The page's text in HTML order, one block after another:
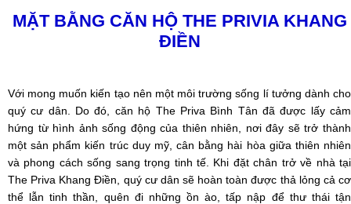
MẶT BẰNG CĂN HỘ THE PRIVIAKHANG
ĐIỀN
Với mong muốn kiến tạo nên một môi trường sống lí tưởng dành cho
quý cư dân. Do đó, căn hộ The Priva Bình Tân đã được lấy cảm
hứng từ hình ảnh sống động của thiên nhiên, nơi đây sẽ trở thành
một sản phẩm kiến trúc duy mỹ, cân bằng hài hòa giữa thiên nhiên
và phong cách sống sang trọng tinh tế. Khi đặt chân trở về nhà tại
The Priva Khang Điền, quý cư dân sẽ hoàn toàn được thả lỏng cả cơ
thể lẫn tinh thần, quên đi những ồn ào, tấp nập để thư thái tận